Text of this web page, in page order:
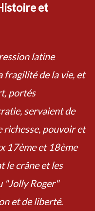
et
latine
de la vie, et
portés
servaient de
richesse, pouvoir et
17ème et 18ème
le crâne et les
"Jolly Roger"
et de liberté.